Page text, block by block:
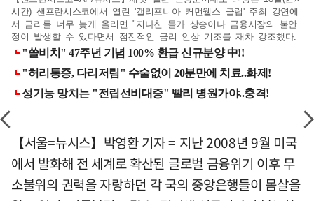
시간) 샌프란시스코에서 열린 '캘리포니아 커먼웰스 클럽' 주최 강연에
서 금리를 너무 늦게 올리면 "지나친 물가 상승이나 금융시장의 불안
정이 발생할 수 있다면서 점진적인 금리 인상 기조를 재차 강조했다.
【서울=뉴시스】박영환 기자 = 지난 2008년 9월 미국
에서 발화해 전 세계로 확산된 글로벌 금융위기 이후 무
소불위의 권력을 자랑하던 각 국의 중앙은행들이 몸살을